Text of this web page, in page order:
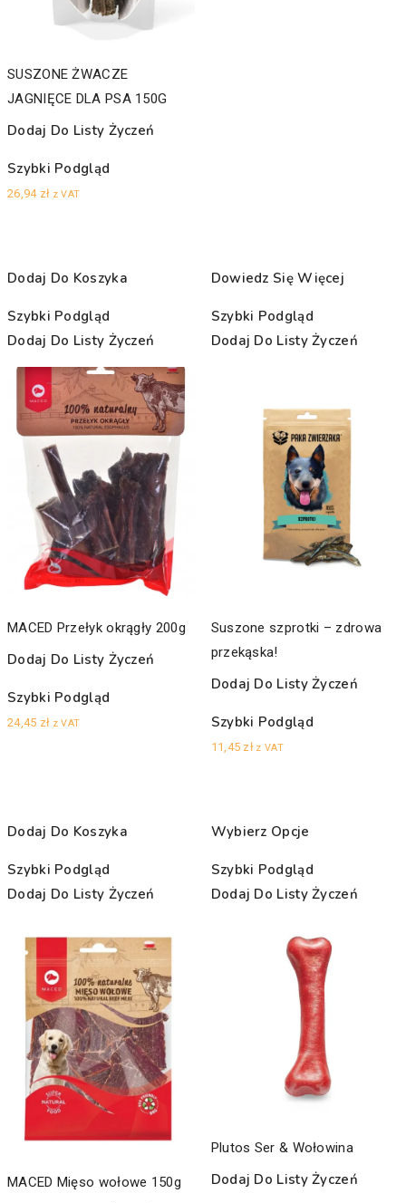
SUSZONE ŻWACZE
JAGNIĘCE DLA PSA 150G
Dodaj Do Listy Życzeń
Szybki Podgląd
26,94 zł z VAT
Dodaj Do Koszyka
Szybki Podgląd
Dodaj Do Listy Życzeń
MACED Przełyk okrągły 200g
Dodaj Do Listy Życzeń
Szybki Podgląd
24,45 zł z VAT
Dowiedz Się Więcej
Szybki Podgląd
Dodaj Do Listy Życzeń
Suszone szprotki – zdrowa
przekąska!
Dodaj Do Listy Życzeń
Szybki Podgląd
11,45 zł z VAT
Dodaj Do Koszyka
Szybki Podgląd
Dodaj Do Listy Życzeń
MACED Mięso wołowe 150g
Wybierz Opcje
Szybki Podgląd
Dodaj Do Listy Życzeń
Plutos Ser & Wołowina
Dodaj Do Listy Życzeń